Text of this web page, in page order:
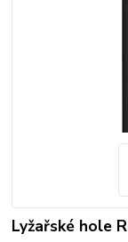
Lyžařské hole